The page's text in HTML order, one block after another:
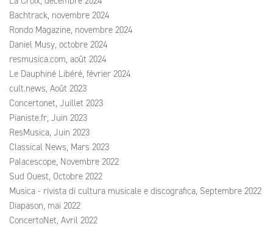
Bachtrack, novembre 2024
Rondo Magazine, novembre 2024
Daniel Musy, octobre 2024
resmusica.com, août 2024
Le Dauphiné Libéré, février 2024
cult.news, Août 2023
Concertonet, Juillet 2023
Pianiste.fr, Juin 2023
ResMusica, Juin 2023
Classical News, Mars 2023
Palacescope, Novembre 2022
Sud Ouest, Octobre 2022
Musica - rivista di cultura musicale e discografica, Septembre 2022
Diapason, mai 2022
ConcertoNet, Avril 2022